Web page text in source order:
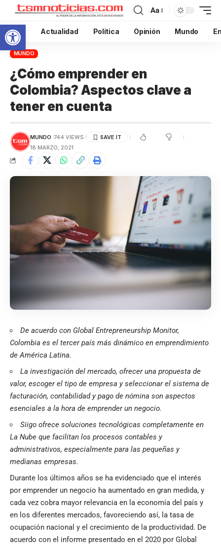
Abrir barra de herramientas
Aa
Inicio Actualidad Política Opinión Mundo
MUNDO
¿Cómo emprender en
Colombia? Aspectos clave a
tener en cuenta
MUNDO 744 VIEWS
18 MARZO, 2021
De acuerdo con Global Entrepreneurship Monitor,
Colombia es el tercer país más dinámico en emprendimiento
de América Latina.
La investigación del mercado, ofrecer una propuesta de
valor, escoger el tipo de empresa y seleccionar el sistema de
facturación, contabilidad y pago de nómina son aspectos
esenciales a la hora de emprender un negocio.
Siigo ofrece soluciones tecnológicas completamente en
La Nube que facilitan los procesos contables y
administrativos, especialmente para las pequeñas y
medianas empresas.
Durante los últimos años se ha evidenciado que el interés
por emprender un negocio ha aumentado en gran medida, y
cada vez cobra mayor relevancia en la economía del país y
en los diferentes mercados, favoreciendo así, la tasa de
ocupación nacional y el crecimiento de la productividad. De
acuerdo con el informe presentado en el 2020 por Global